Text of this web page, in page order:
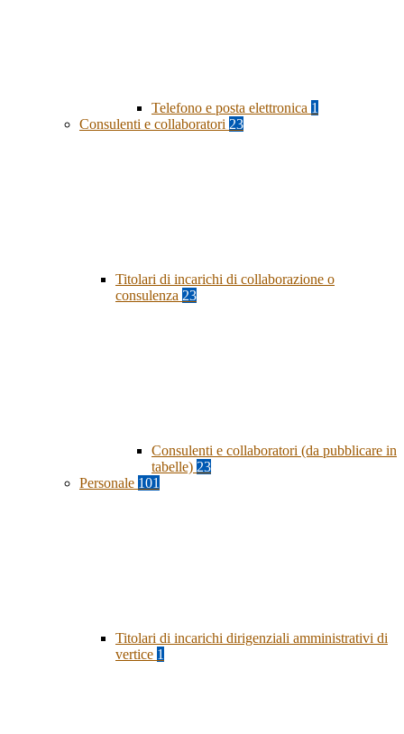
Telefono e posta elettronica 1
Consulenti e collaboratori 23
Titolari di incarichi di collaborazione o
consulenza 23
Consulenti e collaboratori (da pubblicare in
tabelle) 23
Personale 101
Titolari di incarichi dirigenziali amministrativi di
vertice 1